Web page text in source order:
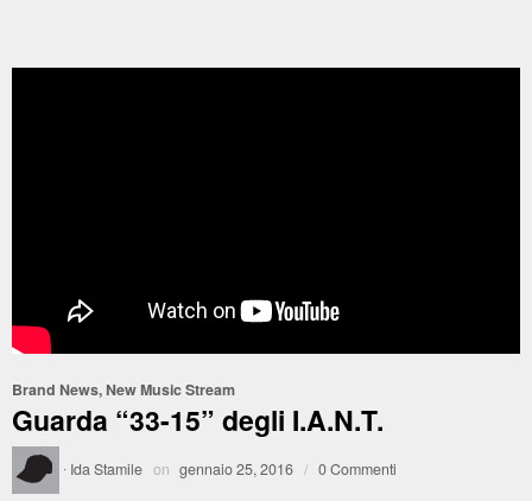
Brand News, New Music Stream
Guarda “33-15” degli I.A.N.T.
· Ida Stamile on gennaio 25, 2016 / 0 Commenti